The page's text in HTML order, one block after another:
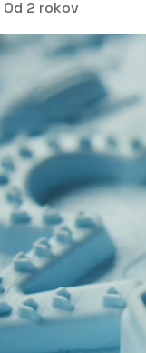
Od 2 rokov